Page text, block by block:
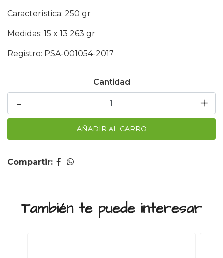
Característica: 250 gr
Medidas: 15 x 13 263 gr
Registro: PSA-001054-2017
Cantidad
+
-
Compartir:
También te puede interesar